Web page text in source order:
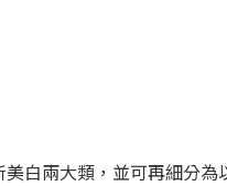
白兩大類，並可再細分為